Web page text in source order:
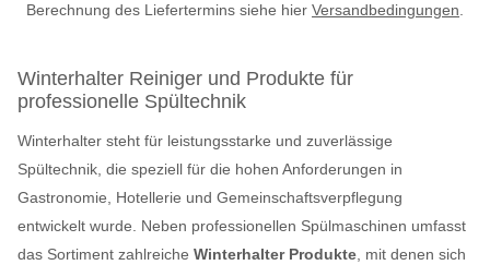
Berechnung des Liefertermins siehe hier Versandbedingungen.
Winterhalter Reiniger und Produkte für
professionelle Spültechnik
Winterhalter steht für leistungsstarke und zuverlässige
Spültechnik, die speziell für die hohen Anforderungen in
Gastronomie, Hotellerie und Gemeinschaftsverpflegung
entwickelt wurde. Neben professionellen Spülmaschinen umfasst
das Sortiment zahlreiche Winterhalter Produkte, mit denen sich